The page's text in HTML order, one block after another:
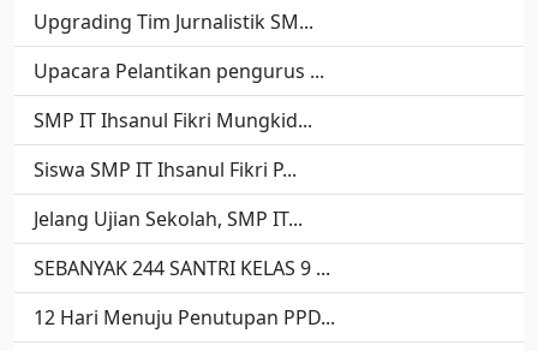
Upgrading Tim Jurnalistik SM...
Upacara Pelantikan pengurus ...
SMP IT Ihsanul Fikri Mungkid...
Siswa SMP IT Ihsanul Fikri P...
Jelang Ujian Sekolah, SMP IT...
SEBANYAK 244 SANTRI KELAS 9 ...
12 Hari Menuju Penutupan PPD...